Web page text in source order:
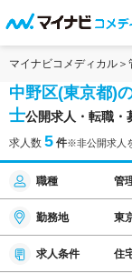
マイナビコメディカル
中野区(東京都)
士公開求人・転職・
求人数 5 件※非公開求人
職種 管
勤務地 東
求人条件 住